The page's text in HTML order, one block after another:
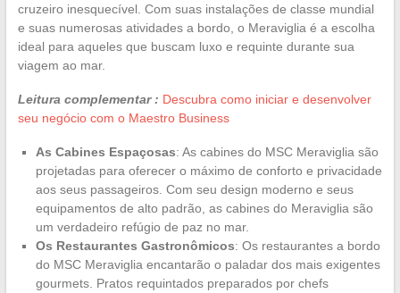
cruzeiro inesquecível. Com suas instalações de classe mundial
e suas numerosas atividades a bordo, o Meraviglia é a escolha
ideal para aqueles que buscam luxo e requinte durante sua
viagem ao mar.
Leitura complementar : Descubra como iniciar e desenvolver
seu negócio com o Maestro Business
As Cabines Espaçosas: As cabines do MSC Meraviglia são
projetadas para oferecer o máximo de conforto e privacidade
aos seus passageiros. Com seu design moderno e seus
equipamentos de alto padrão, as cabines do Meraviglia são
um verdadeiro refúgio de paz no mar.
Os Restaurantes Gastronômicos: Os restaurantes a bordo
do MSC Meraviglia encantarão o paladar dos mais exigentes
gourmets. Pratos requintados preparados por chefs